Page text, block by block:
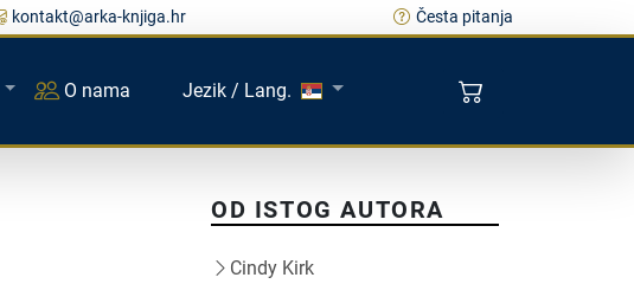
kontakt@arka-knjiga.hr Česta pitanja
O nama Jezik / Lang.
OD ISTOG AUTORA
Cindy Kirk